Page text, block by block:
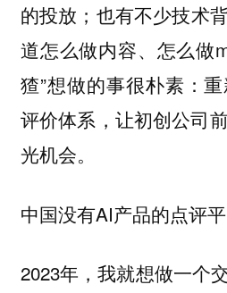
的投放；也有不少技术
道怎么做内容、怎么做
猹”想做的事很朴素：
评价体系，让初创公司
光机会。
中国没有AI产品的点评平
2023年，我就想做一个